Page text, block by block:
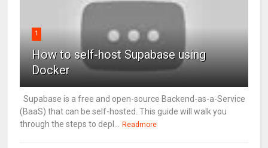
1
How to self-host Supabase using
Docker
Supabase is a free and open-source Backend-as-a-Service
(BaaS) that can be self-hosted. This guide will walk you
through the steps to depl...
Readmore